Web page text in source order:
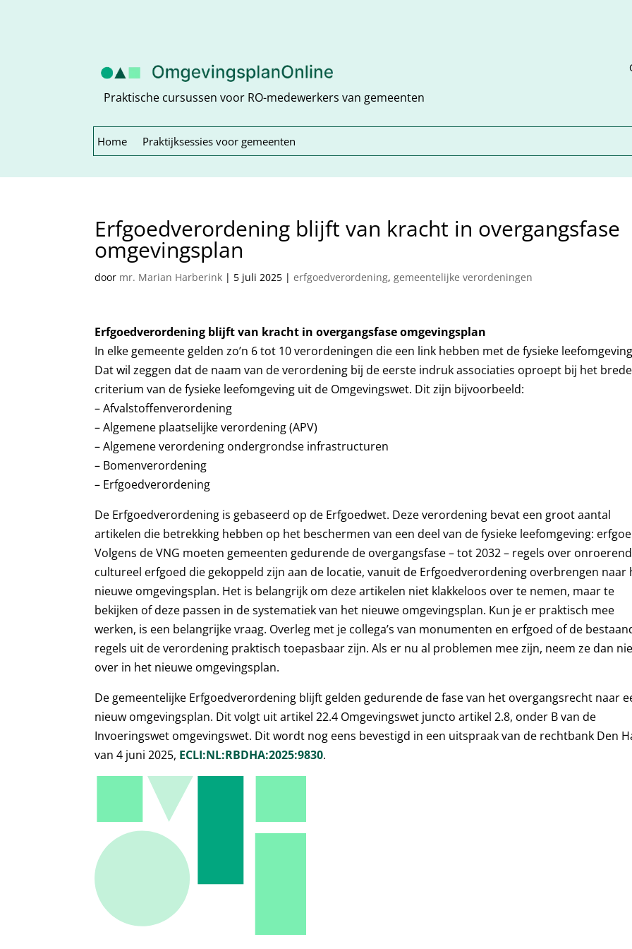
Praktische cursussen voor RO-medewerkers van gemeenten
Home Praktijksessies voor gemeenten
Erfgoedverordening blijft van kracht in overgangsfase
omgevingsplan
door mr. Marian Harberink | 5 juli 2025 |erfgoedverordening,gemeentelijke verordeningen
Erfgoedverordening blijft van kracht in overgangsfase omgevingsplan
In elke gemeente gelden zo’n 6 tot 10 verordeningen die een link hebben met de fysieke
Dat wil zeggen dat de naam van de verordening bij de eerste indruk associaties oproept bij het brede
criterium van de fysieke leefomgeving uit de Omgevingswet. Dit zijn bijvoorbeeld:
– Afvalstoffenverordening
– Algemene plaatselijke verordening (APV)
– Algemene verordening ondergrondse infrastructuren
– Bomenverordening
– Erfgoedverordening
De Erfgoedverordening is gebaseerd op de Erfgoedwet. Deze verordening bevat een groot aantal
artikelen die betrekking hebben op het beschermen van een deel van de fysieke leefomgeving:
Volgens de VNG moeten gemeenten gedurende de overgangsfase – tot 2032 – regels over onroerend
cultureel erfgoed die gekoppeld zijn aan de locatie, vanuit de Erfgoedverordening overbrengen naar
nieuwe omgevingsplan. Het is belangrijk om deze artikelen niet klakkeloos over te nemen, maar te
bekijken of deze passen in de systematiek van het nieuwe omgevingsplan. Kun je er praktisch mee
werken, is een belangrijke vraag. Overleg met je collega’s van monumenten en erfgoed of de
regels uit de verordening praktisch toepasbaar zijn. Als er nu al problemen mee zijn, neem ze dan
over in het nieuwe omgevingsplan.
De gemeentelijke Erfgoedverordening blijft gelden gedurende de fase van het overgangsrecht naar
nieuw omgevingsplan. Dit volgt uit artikel 22.4 Omgevingswet juncto artikel 2.8, onder B van de
Invoeringswet omgevingswet. Dit wordt nog eens bevestigd in een uitspraak van de rechtbank Den
van 4 juni 2025, ECLI:NL:RBDHA:2025:9830.